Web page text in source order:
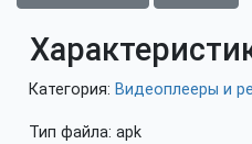
Категория: Видеоплееры и
Тип файла: apk